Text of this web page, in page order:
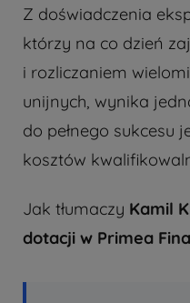
Z doświadczenia
którzy na co dzień
i rozliczaniem
unijnych, wynika
do pełnego sukcesu
kosztów
Jak tłumaczy Kamil
dotacji w Primea